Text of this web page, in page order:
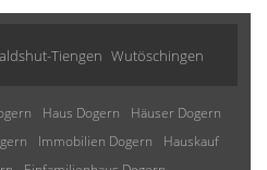
Tiengen Wutöschingen
Haus Dogern
Häuser Dogern
Immobilien Dogern
Hauskauf